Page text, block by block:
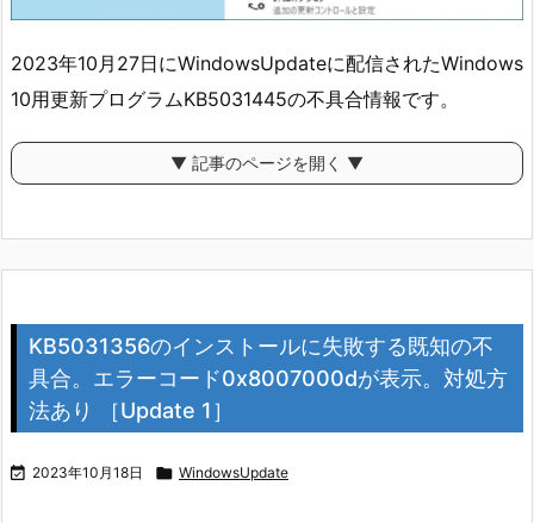
2023年10月27日にWindowsUpdateに配信されたWindows
10用更新プログラムKB5031445の不具合情報です。
▼ 記事のページを開く ▼
KB5031356のインストールに失敗する既知の不
具合。エラーコード0x8007000dが表示。対処方
法あり ［Update 1］
 2023年10月18日  WindowsUpdate